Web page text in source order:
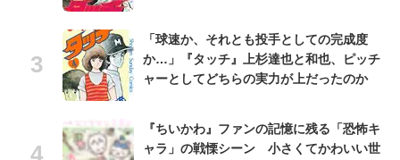
「球速か、それとも投手としての完成度
か…」『タッチ』上杉達也と和也、ピッチ
ャーとしてどちらの実力が上だったのか
『ちいかわ』ファンの記憶に残る「恐怖キ
ャラ」の戦慄シーン 小さくてかわいい世